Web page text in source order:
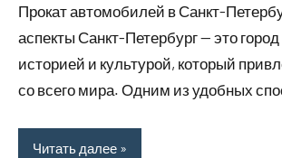
Прокат автомобилей в Санкт-
аспекты Санкт-Петербург — это город
историей и культурой, который
со всего мира. Одним из удобных
Читать далее